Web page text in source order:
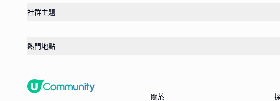
社群主題
熱門地點
關於